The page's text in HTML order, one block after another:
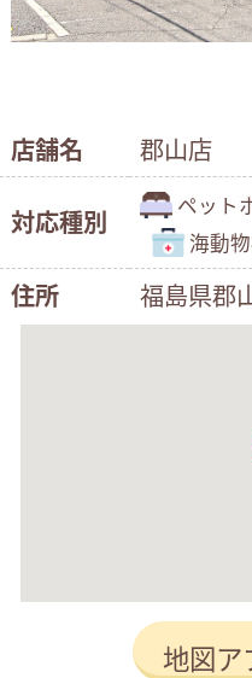
店舗名 郡山店
対応種別 ペット
海動
住所 福島県郡
地図ア